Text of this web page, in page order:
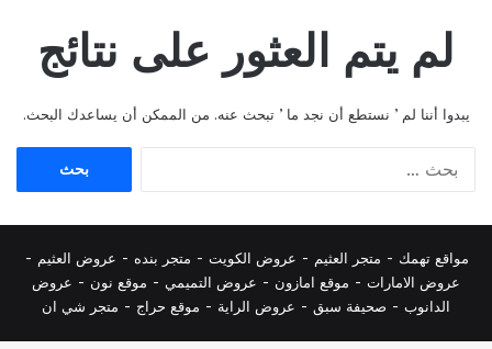
لم يتم العثور على نتائج
يبدوا أننا لم ’ نستطع أن نجد ما ’ تبحث عنه. من الممكن أن يساعدك البحث.
مواقع تهمك - متجر العثيم - عروض الكويت - متجر بنده - عروض العثيم -
عروض الامارات - موقع امازون - عروض التميمي - موقع نون - عروض
الدانوب - صحيفة سبق - عروض الراية - موقع حراج - متجر شي ان